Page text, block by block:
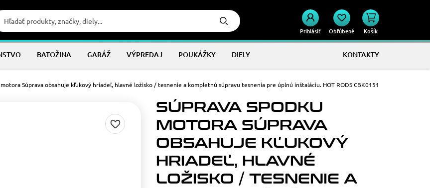
Prihlásiť Obľúbené Košík
BATOŽINA GARÁŽ VÝPREDAJ POUKÁŽKY DIELY KONTAKTY
Súprava obsahuje kľukový hriadeľ, hlavné ložisko / tesnenie a kompletnú súpravu tesnenia pre úplnú inštaláciu. HOT RODS CBK0151
SÚPRAVA SPODKU
MOTORA SÚPRAVA
OBSAHUJE KĽUKOVÝ
HRIADEĽ, HLAVNÉ
LOŽISKO / TESNENIE A